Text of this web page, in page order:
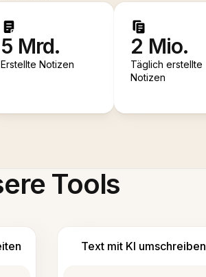
5 Mrd.
Erstellte Notizen
2 Mio.
Täglich erstellte
Notizen
Tools
Text mit KI umschreiben